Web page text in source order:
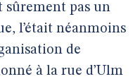
sûrement pas un
l’était néanmoins
de
à la rue d’Ulm